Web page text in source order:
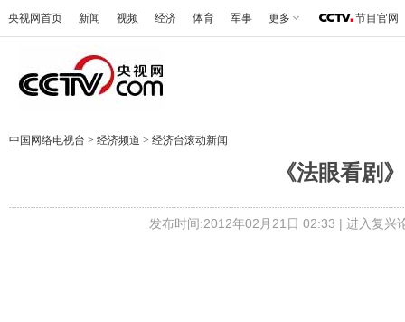
央视网首页 新闻 视频 经济 体育 军事 更多 节目官网
中国网络电视台 > 经济频道 > 经济台滚动新闻
《法眼看剧
发布时间:2012年02月21日 02:33 | 进入复兴